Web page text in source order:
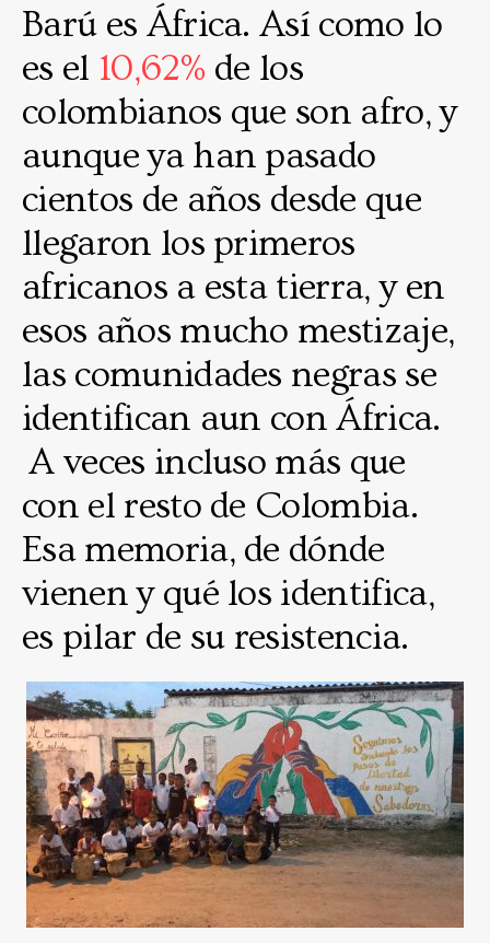
Barú es África. Así como lo
es el 10,62% de los
colombianos que son afro, y
aunque ya han pasado
cientos de años desde que
llegaron los primeros
africanos a esta tierra, y en
esos años mucho mestizaje,
las comunidades negras se
identifican aun con África.
A veces incluso más que
con el resto de Colombia.
Esa memoria, de dónde
vienen y qué los identifica,
es pilar de su resistencia.